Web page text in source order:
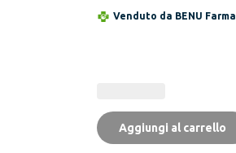
Lavabili 3 Coppie
Venduto da BENU Farma
Aggiungi al carrello